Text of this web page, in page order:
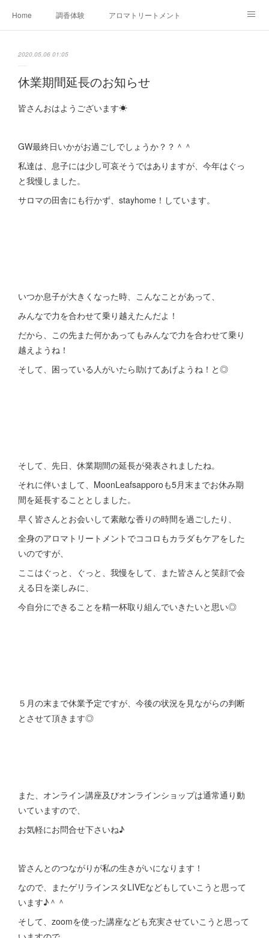
Home 調香体験 アロマトリートメントMenu
Ameblo
2020.05.06 01:05
休業期間延長のお知らせ
皆さんおはようございます☀
GW最終日いかがお過ごしでしょうか？？＾＾
私達は、息子には少し可哀そうではありますが、今年はぐっ
と我慢しました。
サロマの田舎にも行かず、stayhome！しています。
いつか息子が大きくなった時、こんなことがあって、
みんなで力を合わせて乗り越えたんだよ！
だから、この先また何かあってもみんなで力を合わせて乗り
越えようね！
そして、困っている人がいたら助けてあげようね！と◎
そして、先日、休業期間の延長が発表されましたね。
それに伴いまして、MoonLeafsapporoも5月末までお休み期
間を延長することとしました。
早く皆さんとお会いして素敵な香りの時間を過ごしたり、
全身のアロマトリートメントでココロもカラダもケアをした
いのですが、
ここはぐっと、ぐっと、我慢をして、また皆さんと笑顔で会
える日を楽しみに、
今自分にできることを精一杯取り組んでいきたいと思い◎
５月の末まで休業予定ですが、今後の状況を見ながらの判断
とさせて頂きます◎
また、オンライン講座及びオンラインショップは通常通り動
いていますので、
お気軽にお問合せ下さいね♪
皆さんとのつながりが私の生きがいになります！
なので、またゲリラインスタLIVEなどもしていこうと思って
います♪＾＾
そして、zoomを使った講座なども充実させていこうと思って